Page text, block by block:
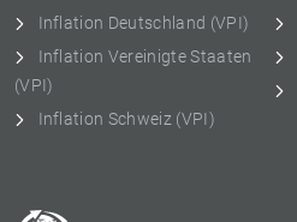
Inflation Deutschland (VPI)
Inflation Vereinigte Staaten
(VPI)
Inflation Schweiz (VPI)